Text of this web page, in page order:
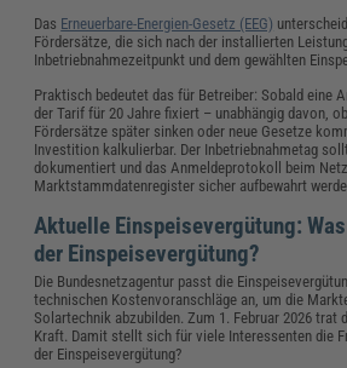
Das Erneuerbare-Energien-Gesetz (EEG)
Fördersätze, die sich nach der installierten
Inbetriebnahmezeitpunkt und dem gewählten
Praktisch bedeutet das für Betreiber: Sobald eine
der Tarif für 20 Jahre fixiert – unabhängig davon,
Fördersätze später sinken oder neue Gesetze
Investition kalkulierbar. Der Inbetriebnahmetag
dokumentiert und das Anmeldeprotokoll beim
Marktstammdatenregister sicher aufbewahrt
Aktuelle Einspeisevergütung:
der Einspeisevergütung?
Die Bundesnetzagentur passt die
technischen Kostenvoranschläge an, um die
Solartechnik abzubilden. Zum 1. Februar 2026 trat
Kraft. Damit stellt sich für viele Interessenten die
der Einspeisevergütung?